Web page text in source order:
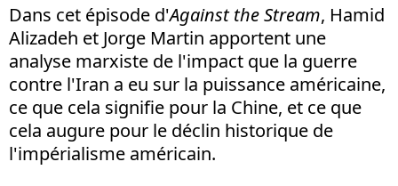
Dans cet épisode d'Against the Stream, Hamid
Alizadeh et Jorge Martin apportent une
analyse marxiste de l'impact que la guerre
contre l'Iran a eu sur la puissance américaine,
ce que cela signifie pour la Chine, et ce que
cela augure pour le déclin historique de
l'impérialisme américain.